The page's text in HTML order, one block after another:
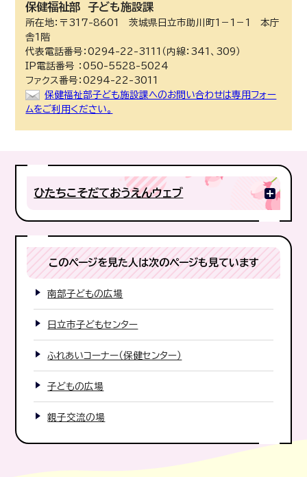
保健福祉部子ども施設課
所在地：〒317-8601 茨城県日立市助川町1－1－1 本庁
舎1階
代表電話番号：0294-22-3111（内線：341、309）
IP電話番号 ：050-5528-5024
ファクス番号：0294-22-3011
保健福祉部子ども施設課へのお問い合わせは専用フォー
ムをご利用ください。
ひたちこそだておうえんウェブ
このページを見た人は次のページも見ています
南部子どもの広場
日立市子どもセンター
ふれあいコーナー（保健センター）
子どもの広場
親子交流の場